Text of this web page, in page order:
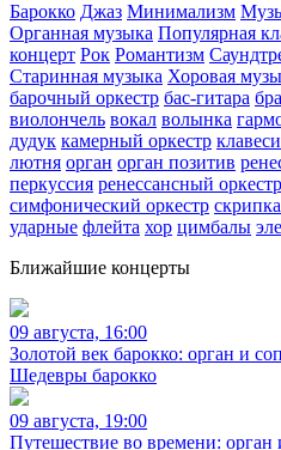
Барокко Джаз Минимализм
Органная музыка Популярная
концерт Рок Романтизм
Старинная музыка Хоровая
барочный оркестр бас-гитара
виолончель вокал волынка
дудук камерный оркестр
лютня орган орган позитив
перкуссия ренессансный оркестр
симфонический оркестр скрипка
ударные флейта хор цимбалы
Ближайшие концерты
09 августа, 16:00
Золотой век барокко: орган и
Шедевры барокко
09 августа, 19:00
Путешествие во времени: орган